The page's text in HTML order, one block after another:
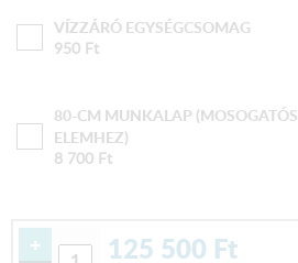
VÍZZÁRÓ EGYSÉGCSOMAG
950 Ft
80-CM MUNKALAP (MOSOGATÓS
ELEMHEZ)
8 700 Ft
+
125 500 Ft